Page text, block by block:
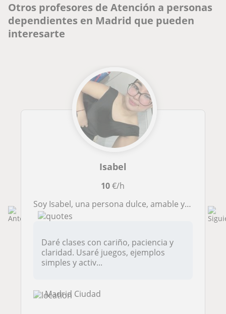
Otros profesores de Atención a personas
dependientes en Madrid que pueden
interesarte
Isabel
10€/h
Soy Isabel, una persona dulce, amable y comprometida con lo que hago. Me gusta enseñar con paciencia, pero también con claridad.
Daré clases con cariño, paciencia y
claridad. Usaré juegos, ejemplos
simples y activ...
Madrid Ciudad